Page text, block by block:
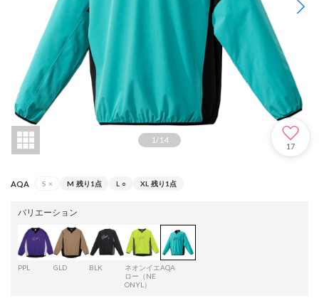
1/14
17
AQA S × M 残り1点 L ○ XL 残り1点
バリエーション
PPL GLD BLK
ネオンイエ
ロー（NE
ONYL）
AQA